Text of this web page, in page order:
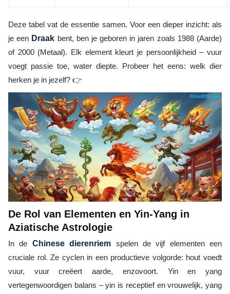
Deze tabel vat de essentie samen. Voor een dieper inzicht: als
je een Draak bent, ben je geboren in jaren zoals 1988 (Aarde)
of 2000 (Metaal). Elk element kleurt je persoonlijkheid – vuur
voegt passie toe, water diepte. Probeer het eens: welk dier
herken je in jezelf? 👉
De Rol van Elementen en Yin-Yang in
Aziatische Astrologie
In de Chinese dierenriem spelen de vijf elementen een
cruciale rol. Ze cyclen in een productieve volgorde: hout voedt
vuur, vuur creëert aarde, enzovoort. Yin en yang
vertegenwoordigen balans – yin is receptief en vrouwelijk, yang